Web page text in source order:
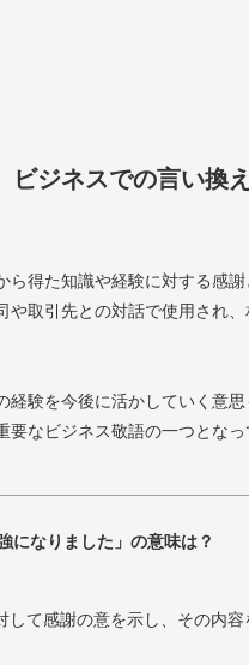
ビジネスでの言い換
ら得た知識や経験に対する感
や取引先との対話で使用され
経験を今後に活かしていく意
なビジネス敬語の一つとなっ
になりました」の意味は？
して感謝の意を示し、その内